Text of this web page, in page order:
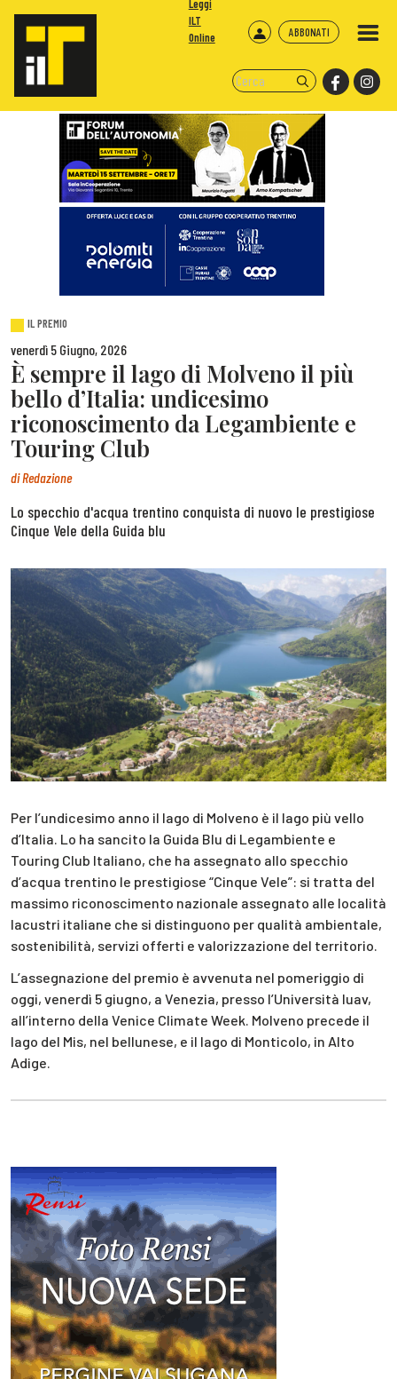
ABBONATI
Leggi
ILT
Online
IL PREMIO
venerdì 5 Giugno, 2026
È sempre il lago di Molveno il più
bello d’Italia: undicesimo
riconoscimento da Legambiente e
Touring Club
diRedazione
Lo specchio d'acqua trentino conquista di nuovo le prestigiose
Cinque Vele della Guida blu
Per l’undicesimo anno il lago di Molveno è il lago più vello
d’Italia. Lo ha sancito la Guida Blu di Legambiente e
Touring Club Italiano, che ha assegnato allo specchio
d’acqua trentino le prestigiose “Cinque Vele”: si tratta del
massimo riconoscimento nazionale assegnato alle località
lacustri italiane che si distinguono per qualità ambientale,
sostenibilità, servizi offerti e valorizzazione del territorio.
L’assegnazione del premio è avvenuta nel pomeriggio di
oggi, venerdì 5 giugno, a Venezia, presso l’Università Iuav,
all’interno della Venice Climate Week. Molveno precede il
lago del Mis, nel bellunese, e il lago di Monticolo, in Alto
Adige.